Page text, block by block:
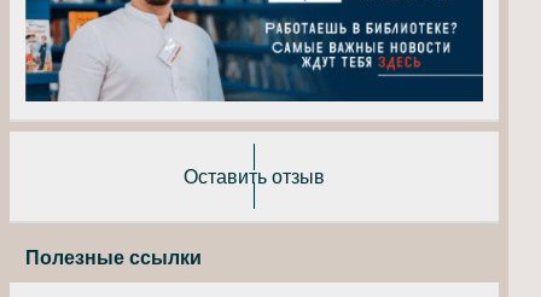
Оставить отзыв
Полезные ссылки